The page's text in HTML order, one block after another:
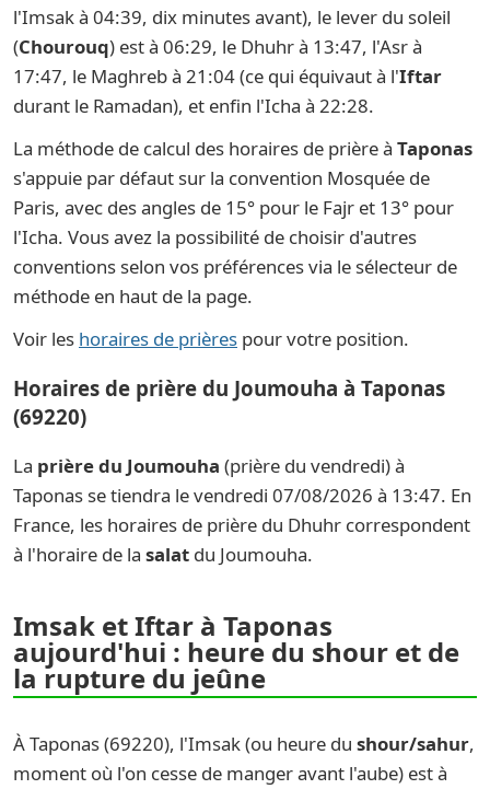
l'Imsak à 04:39, dix minutes avant), le lever du soleil
(Chourouq) est à 06:29, le Dhuhr à 13:47, l'Asr à
17:47, le Maghreb à 21:04 (ce qui équivaut à l'Iftar
durant le Ramadan), et enfin l'Icha à 22:28.
La méthode de calcul des horaires de prière à Taponas
s'appuie par défaut sur la convention Mosquée de
Paris, avec des angles de 15° pour le Fajr et 13° pour
l'Icha. Vous avez la possibilité de choisir d'autres
conventions selon vos préférences via le sélecteur de
méthode en haut de la page.
Voir les horaires de prières pour votre position.
Horaires de prière du Joumouha à Taponas
(69220)
La prière du Joumouha (prière du vendredi) à
Taponas se tiendra le vendredi 07/08/2026 à 13:47. En
France, les horaires de prière du Dhuhr correspondent
à l'horaire de la salat du Joumouha.
Imsak et Iftar à Taponas
aujourd'hui : heure du shour et de
la rupture du jeûne
À Taponas (69220), l'Imsak (ou heure du shour/sahur,
moment où l'on cesse de manger avant l'aube) est à